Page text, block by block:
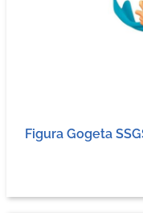
Figura Gogeta